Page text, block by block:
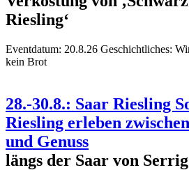
Riesling‘
Eventdatum: 20.8.26 Geschichtliches:
kein Brot
28.-30.8.: Saar Riesling
Riesling erleben
und Genuss
längs der Saar von